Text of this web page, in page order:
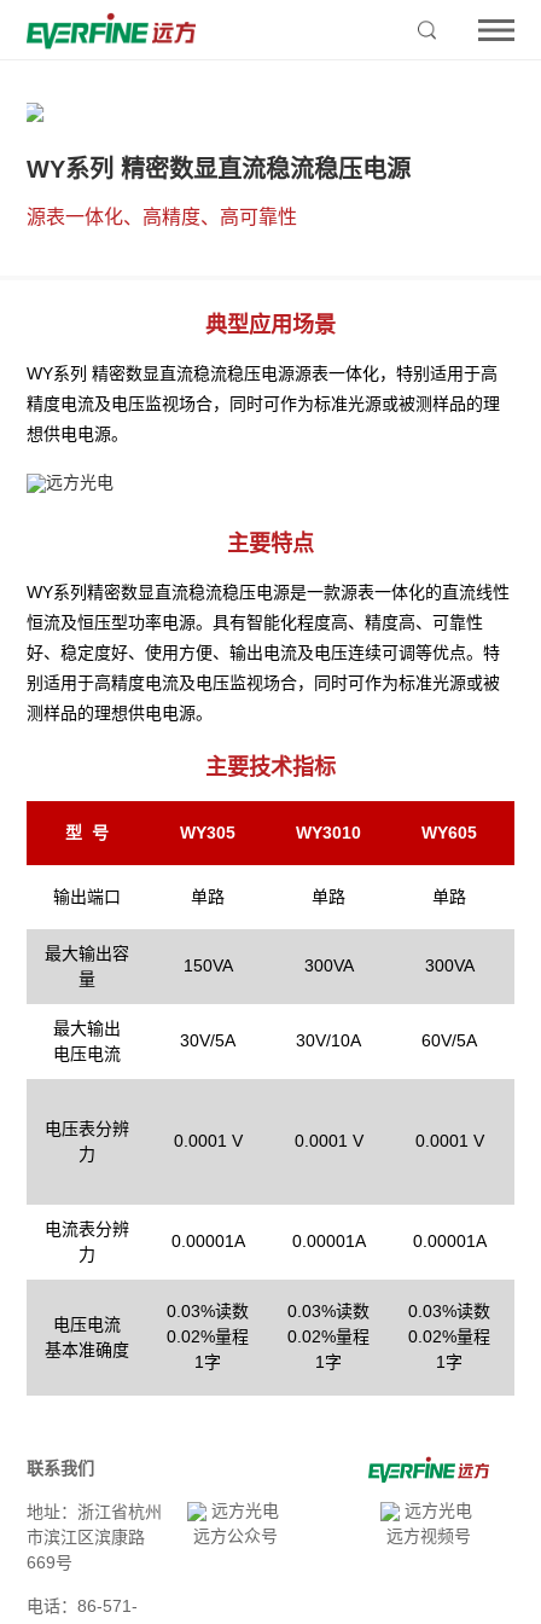
WY系列 精密数显直流稳流稳压电源
源表一体化、高精度、高可靠性
典型应用场景
WY系列 精密数显直流稳流稳压电源源表一体化，特别适用于高
精度电流及电压监视场合，同时可作为标准光源或被测样品的理
想供电电源。
主要特点
WY系列精密数显直流稳流稳压电源是一款源表一体化的直流线性
恒流及恒压型功率电源。具有智能化程度高、精度高、可靠性
好、稳定度好、使用方便、输出电流及电压连续可调等优点。特
别适用于高精度电流及电压监视场合，同时可作为标准光源或被
测样品的理想供电电源。
主要技术指标
型 号 WY305 WY3010 WY605
输出端口 单路 单路 单路
最大输出容
量
150VA 300VA 300VA
最大输出
电压电流
30V/5A 30V/10A 60V/5A
电压表分辨
力
0.0001 V 0.0001 V 0.0001 V
电流表分辨
力
0.00001A 0.00001A 0.00001A
电压电流
基本准确度
0.03%读数
0.02%量程
1字
0.03%读数
0.02%量程
1字
0.03%读数
0.02%量程
1字
联系我们
地址：浙江省杭州
市滨江区滨康路
669号
电话：86-571-
远方公众号 远方视频号